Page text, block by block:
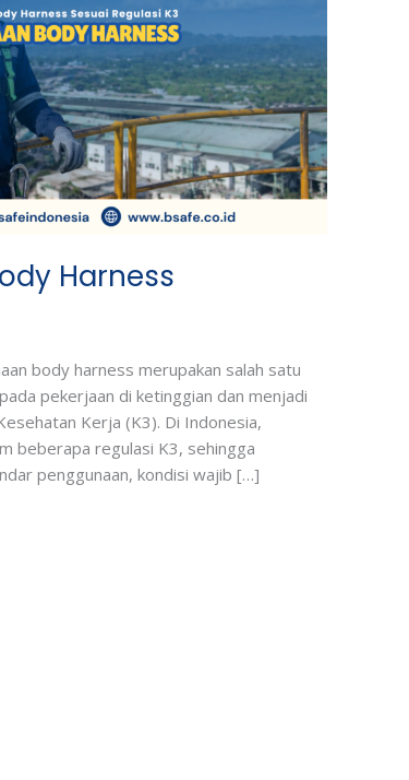
Harness
body harness merupakan salah satu
pekerjaan di ketinggian dan menjadi
Kerja (K3). Di Indonesia,
beberapa regulasi K3, sehingga
penggunaan, kondisi wajib […]